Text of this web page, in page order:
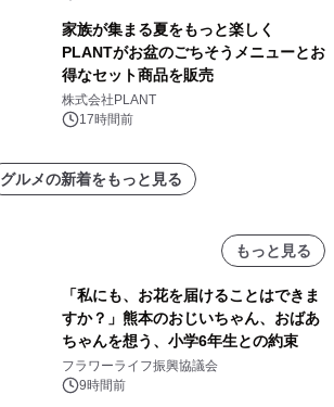
家族が集まる夏をもっと楽しく
PLANTがお盆のごちそうメニューとお
得なセット商品を販売
株式会社PLANT
17時間前
グルメの新着をもっと見る
もっと見る
「私にも、お花を届けることはできま
すか？」熊本のおじいちゃん、おばあ
ちゃんを想う、小学6年生との約束
フラワーライフ振興協議会
9時間前